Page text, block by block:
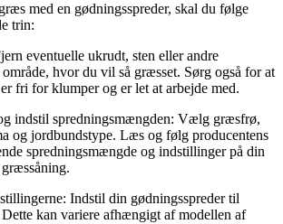
med en gødningsspreder, skal du følge
trin:
eventuelle ukrudt, sten eller andre
hvor du vil så græsset. Sørg også for at
fri for klumper og er let at arbejde med.
indstil spredningsmængden: Vælg græsfrø,
og jordbundstype. Læs og følg producentens
spredningsmængde og indstillinger på din
Indstil din gødningsspreder til
kan variere afhængigt af modellen af